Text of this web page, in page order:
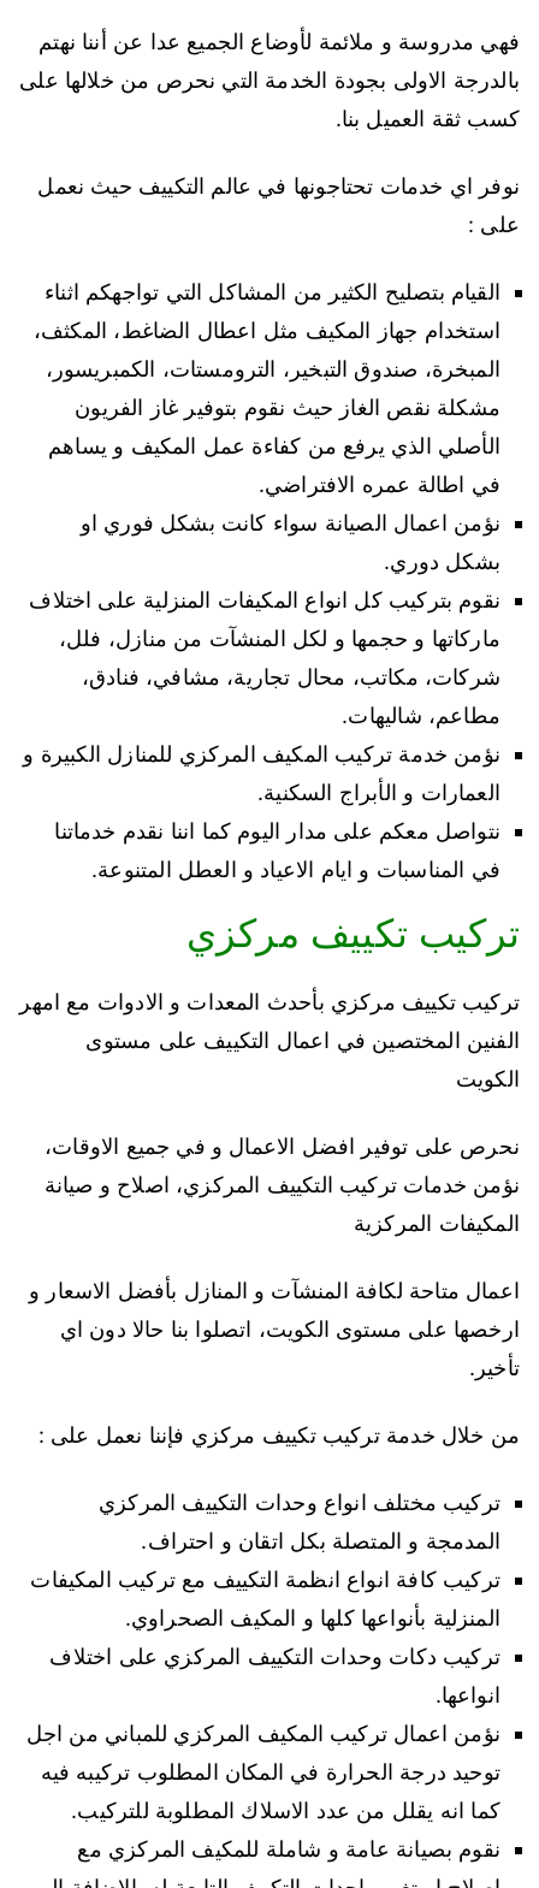
فهي مدروسة و ملائمة لأوضاع الجميع عدا عن أننا نهتم
بالدرجة الاولى بجودة الخدمة التي نحرص من خلالها على
كسب ثقة العميل بنا.
نوفر اي خدمات تحتاجونها في عالم التكييف حيث نعمل
على :
القيام بتصليح الكثير من المشاكل التي تواجهكم اثناء
استخدام جهاز المكيف مثل اعطال الضاغط، المكثف،
المبخرة، صندوق التبخير، الترومستات، الكمبريسور،
مشكلة نقص الغاز حيث نقوم بتوفير غاز الفريون
الأصلي الذي يرفع من كفاءة عمل المكيف و يساهم
في اطالة عمره الافتراضي.
نؤمن اعمال الصيانة سواء كانت بشكل فوري او
بشكل دوري.
نقوم بتركيب كل انواع المكيفات المنزلية على اختلاف
ماركاتها و حجمها و لكل المنشآت من منازل، فلل،
شركات، مكاتب، محال تجارية، مشافي، فنادق،
مطاعم، شاليهات.
نؤمن خدمة تركيب المكيف المركزي للمنازل الكبيرة و
العمارات و الأبراج السكنية.
نتواصل معكم على مدار اليوم كما اننا نقدم خدماتنا
في المناسبات و ايام الاعياد و العطل المتنوعة.
تركيب تكييف مركزي
تركيب تكييف مركزي بأحدث المعدات و الادوات مع امهر
الفنين المختصين في اعمال التكييف على مستوى
الكويت
نحرص على توفير افضل الاعمال و في جميع الاوقات،
نؤمن خدمات تركيب التكييف المركزي، اصلاح و صيانة
المكيفات المركزية
اعمال متاحة لكافة المنشآت و المنازل بأفضل الاسعار و
ارخصها على مستوى الكويت، اتصلوا بنا حالا دون اي
تأخير.
من خلال خدمة تركيب تكييف مركزي فإننا نعمل على :
تركيب مختلف انواع وحدات التكييف المركزي
المدمجة و المتصلة بكل اتقان و احتراف.
تركيب كافة انواع انظمة التكييف مع تركيب المكيفات
المنزلية بأنواعها كلها و المكيف الصحراوي.
تركيب دكات وحدات التكييف المركزي على اختلاف
انواعها.
نؤمن اعمال تركيب المكيف المركزي للمباني من اجل
توحيد درجة الحرارة في المكان المطلوب تركيبه فيه
كما انه يقلل من عدد الاسلاك المطلوبة للتركيب.
نقوم بصيانة عامة و شاملة للمكيف المركزي مع